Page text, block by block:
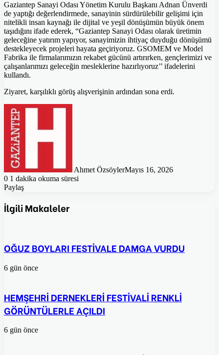
Gaziantep Sanayi Odası Yönetim Kurulu Başkanı Adnan Ünverdi
de yaptığı değerlendirmede, sanayinin sürdürülebilir gelişimi için
nitelikli insan kaynağı ile dijital ve yeşil dönüşümün büyük önem
taşıdığını ifade ederek, “Gaziantep Sanayi Odası olarak üretimin
geleceğine yatırım yapıyor, sanayimizin ihtiyaç duyduğu dönüşümü
destekleyecek projeleri hayata geçiriyoruz. GSOMEM ve Model
Fabrika ile firmalarımızın rekabet gücünü artırırken, gençlerimizi ve
çalışanlarımızı geleceğin mesleklerine hazırlıyoruz’’ ifadelerini
kullandı.
Ziyaret, karşılıklı görüş alışverişinin ardından sona erdi.
Ahmet ÖzsöylerMayıs 16, 2026
0 1 dakika okuma süresi
Paylaş
Posta
ile
İlgili Makaleler
OĞUZ BOYLARI FESTİVALE DAMGA VURDU
6 gün önce
HEMŞEHRİ DERNEKLERİ FESTİVALİ RENKLİ
GÖRÜNTÜLERLE AÇILDI
6 gün önce